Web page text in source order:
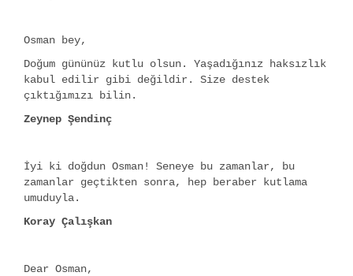
Osman bey,
Doğum gününüz kutlu olsun. Yaşadığınız haksızlık
kabul edilir gibi değildir. Size destek
çıktığımızı bilin.
Zeynep Şendinç
İyi ki doğdun Osman! Seneye bu zamanlar, bu
zamanlar geçtikten sonra, hep beraber kutlama
umuduyla.
Koray Çalışkan
Dear Osman,